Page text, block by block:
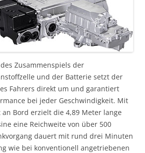
Zusammenspiels der
und der Batterie setzt der
Fahrers direkt um und garantiert
bei jeder Geschwindigkeit. Mit
Bord erzielt die 4,89 Meter lange
eine Reichweite von über 500
dauert mit rund drei Minuten
wie bei konventionell angetriebenen